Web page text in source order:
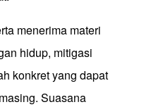
menerima materi
hidup, mitigasi
konkret yang dapat
Suasana